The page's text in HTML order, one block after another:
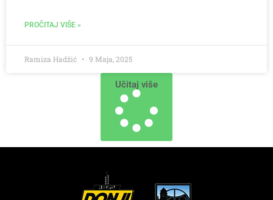
PROČITAJ VIŠE »
Ramiza Hadžić 9 Maja, 2025
Učitaj više